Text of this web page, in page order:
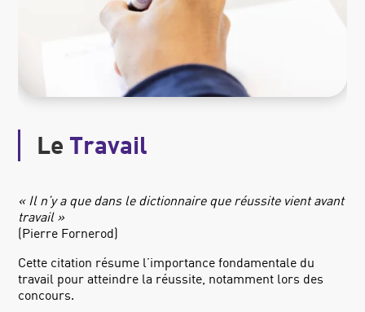
Le Travail
« Il n’y a que dans le dictionnaire que réussite vient avant
travail »
(Pierre Fornerod)
Cette citation résume l’importance fondamentale du
travail pour atteindre la réussite, notamment lors des
concours.